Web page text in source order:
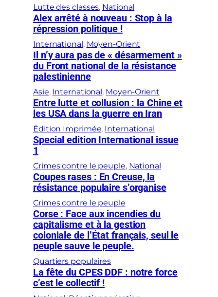
Lutte des classes, National
Alex arrêté à nouveau : Stop à la
répression politique !
International, Moyen-Orient
Il n’y aura pas de « désarmement »
du Front national de la résistance
palestinienne
Asie, International, Moyen-Orient
Entre lutte et collusion : la Chine et
les USA dans la guerre en Iran
Édition Imprimée, International
Special edition International issue
1
Crimes contre le peuple, National
Coupes rases : En Creuse, la
résistance populaire s’organise
Crimes contre le peuple
Corse : Face aux incendies du
capitalisme et à la gestion
coloniale de l’État français, seul le
peuple sauve le peuple.
Quartiers populaires
La fête du CPES DDF : notre force
c’est le collectif !